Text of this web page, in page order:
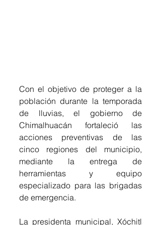
Con el objetivo de proteger a la
población durante la temporada
de lluvias, el gobierno de
Chimalhuacán fortaleció las
acciones preventivas de las
cinco regiones del municipio,
mediante la entrega de
herramientas y equipo
especializado para las brigadas
de emergencia.
La presidenta municipal, Xóchitl